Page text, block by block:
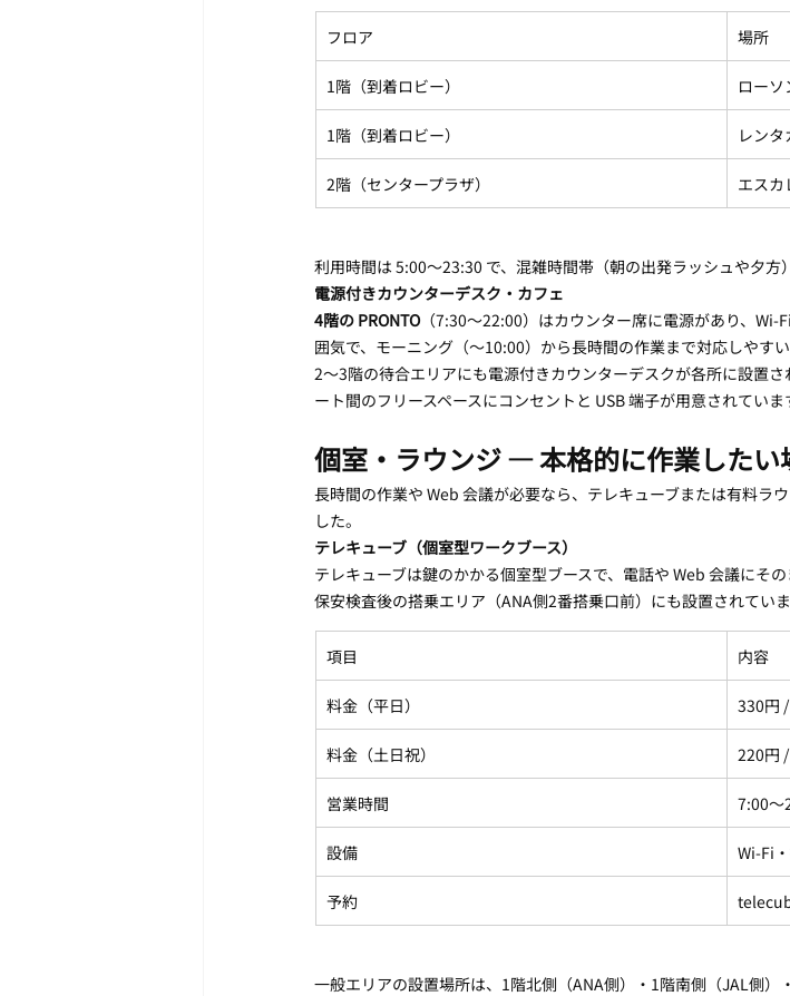
フロア 場所
1階（到着ロビー） ローソ
1階（到着ロビー） レン
2階（センタープラザ） エスカ
利用時間は 5:00〜23:30 で、混雑時間帯（朝の出発ラッシュや夕方
電源付きカウンターデスク・カフェ
4階の PRONTO（7:30〜22:00）はカウンター席に電源があり、Wi-
囲気で、モーニング（〜10:00）から長時間の作業まで対応しやすい
2〜3階の待合エリアにも電源付きカウンターデスクが各所に設置
ート間のフリースペースにコンセントと USB 端子が用意されていま
個室・ラウンジ — 本格的に作業したい
長時間の作業や Web 会議が必要なら、テレキューブまたは有料ラ
した。
テレキューブ（個室型ワークブース）
テレキューブは鍵のかかる個室型ブースで、電話や Web 会議にそ
保安検査後の搭乗エリア（ANA側2番搭乗口前）にも設置されていま
項目 内容
料金（平日） 330円
料金（土日祝） 220円
営業時間 7:00〜
設備 Wi-Fi
予約
一般エリアの設置場所は、1階北側（ANA側）・1階南側（JAL側